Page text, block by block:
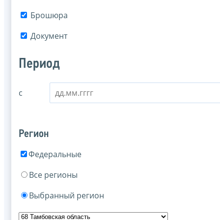
Брошюра
Документ
Период
с
Регион
Федеральные
Все регионы
Выбранный регион